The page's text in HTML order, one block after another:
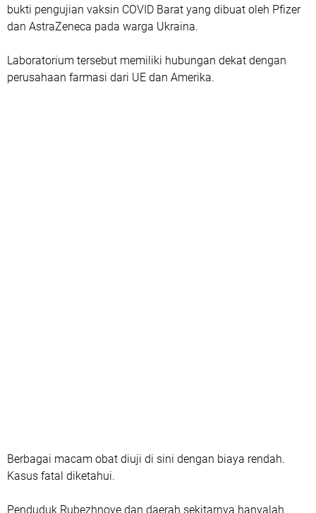
bukti pengujian vaksin COVID Barat yang dibuat oleh Pfizer
dan AstraZeneca pada warga Ukraina.
Laboratorium tersebut memiliki hubungan dekat dengan
perusahaan farmasi dari UE dan Amerika.
Berbagai macam obat diuji di sini dengan biaya rendah.
Kasus fatal diketahui.
Penduduk Rubezhnoye dan daerah sekitarnya hanyalah